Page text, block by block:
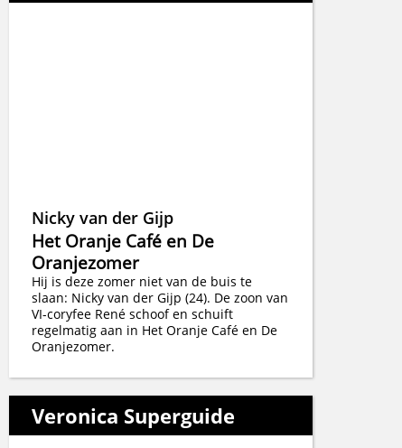
Nicky van der Gijp
Het Oranje Café en De
Oranjezomer
Hij is deze zomer niet van de buis te
slaan: Nicky van der Gijp (24). De zoon van
VI-coryfee René schoof en schuift
regelmatig aan in Het Oranje Café en De
Oranjezomer.
Veronica Superguide